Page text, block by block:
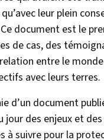
leur plein
document est le
de cas, des
entre le
avec leurs terres.
d’un document
jour des enjeux et
à suivre pour la